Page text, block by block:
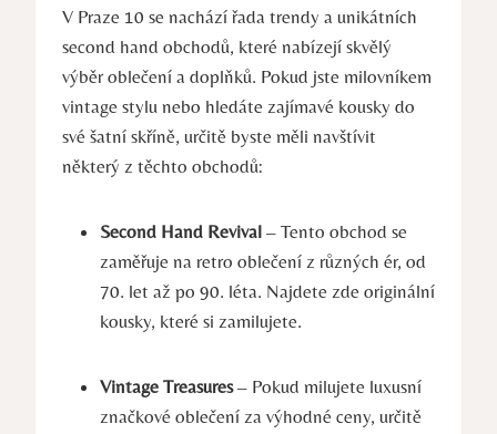
V Praze 10 se nachází řada trendy a unikátních
second hand obchodů, které nabízejí skvělý
výběr oblečení a doplňků. Pokud jste milovníkem
vintage stylu nebo hledáte zajímavé kousky do
své šatní skříně, určitě byste měli navštívit
některý z těchto obchodů:
Second Hand Revival – Tento obchod se
zaměřuje na retro oblečení z různých ér, od
70. let až po 90. léta. Najdete zde originální
kousky, které si zamilujete.
Vintage Treasures– Pokud milujete luxusní
značkové oblečení za výhodné ceny, určitě